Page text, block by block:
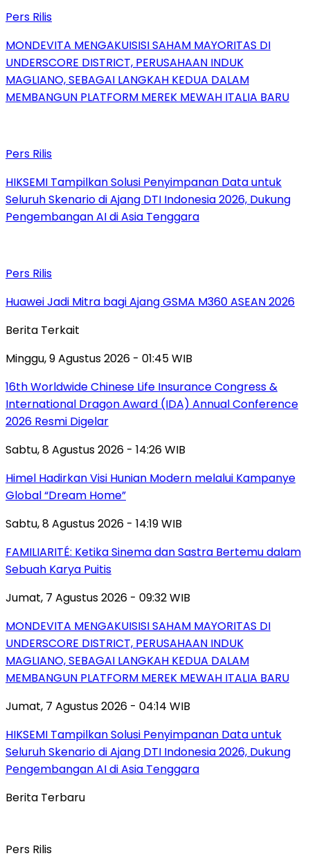
Pers Rilis
MONDEVITA MENGAKUISISI SAHAM MAYORITAS DI
UNDERSCORE DISTRICT, PERUSAHAAN INDUK
MAGLIANO, SEBAGAI LANGKAH KEDUA DALAM
MEMBANGUN PLATFORM MEREK MEWAH ITALIA BARU
Pers Rilis
HIKSEMI Tampilkan Solusi Penyimpanan Data untuk
Seluruh Skenario di Ajang DTI Indonesia 2026, Dukung
Pengembangan AI di Asia Tenggara
Pers Rilis
Huawei Jadi Mitra bagi Ajang GSMA M360 ASEAN 2026
Berita Terkait
Minggu, 9 Agustus 2026 - 01:45 WIB
16th Worldwide Chinese Life Insurance Congress &
International Dragon Award (IDA) Annual Conference
2026 Resmi Digelar
Sabtu, 8 Agustus 2026 - 14:26 WIB
Himel Hadirkan Visi Hunian Modern melalui Kampanye
Global “Dream Home”
Sabtu, 8 Agustus 2026 - 14:19 WIB
FAMILIARITÉ: Ketika Sinema dan Sastra Bertemu dalam
Sebuah Karya Puitis
Jumat, 7 Agustus 2026 - 09:32 WIB
MONDEVITA MENGAKUISISI SAHAM MAYORITAS DI
UNDERSCORE DISTRICT, PERUSAHAAN INDUK
MAGLIANO, SEBAGAI LANGKAH KEDUA DALAM
MEMBANGUN PLATFORM MEREK MEWAH ITALIA BARU
Jumat, 7 Agustus 2026 - 04:14 WIB
HIKSEMI Tampilkan Solusi Penyimpanan Data untuk
Seluruh Skenario di Ajang DTI Indonesia 2026, Dukung
Pengembangan AI di Asia Tenggara
Berita Terbaru
Pers Rilis